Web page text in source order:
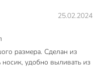
покрытия
покрытия
25.02.2024
размера. Сделан из
удобно выливать из